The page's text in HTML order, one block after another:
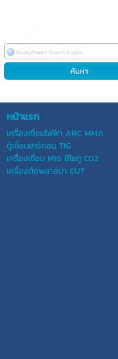
หน้าแรก
เครื่องเชื่อมไฟฟ้า ARC MMA
ตู้เชื่อมอาร์กอน TIG
เครื่องเชื่อม MIG ซีโอทู CO2
เครื่องตัดพลาสม่า CUT